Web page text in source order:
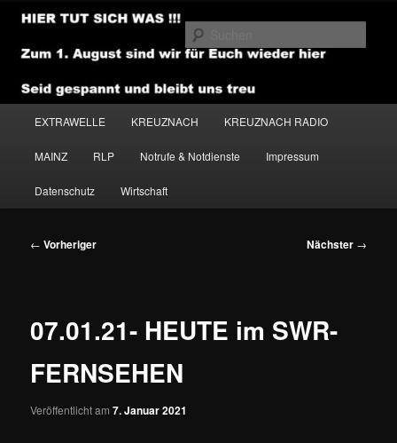
Zum
primären
Inhalt
NEWSHOUSE.MEDIA
EXTRAWELLE KREUZNACH KREUZNACH RADIO
MAINZ RLP Notrufe & Notdienste Impressum
Datenschutz Wirtschaft
Beitragsnavigation
← Vorheriger Nächster →
07.01.21- HEUTE im SWR-
FERNSEHEN
Veröffentlicht am7. Januar 2021